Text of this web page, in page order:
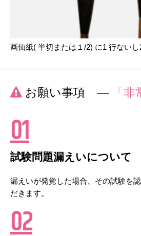
画仙紙( 半切または１/2) に1 行ない
お願い事項 ― 「
01
試験問題漏えいについて
漏えいが発覚した場合、その試験を
だきます。
02